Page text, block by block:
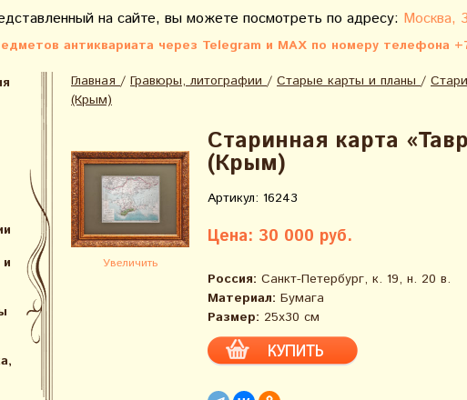
на сайте, вы можете посмотреть по адресу: Москва,
антиквариата через Telegram и MAX по номеру телефона
Главная / Гравюры, литографии / Старые карты и планы /
(Крым)
Увеличить
Старинная карта
(Крым)
Артикул: 16243
Цена: 30 000 руб.
Россия: Санкт-Петербург, к. 19, н. 20 в.
Материал: Бумага
Размер: 25х30 см